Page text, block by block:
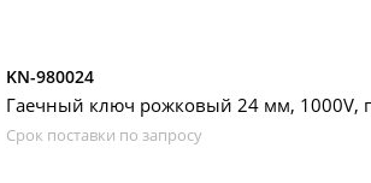
KN-980024
Гаечный ключ рожковый 24 мм, 1000V,
Срок поставки по запросу